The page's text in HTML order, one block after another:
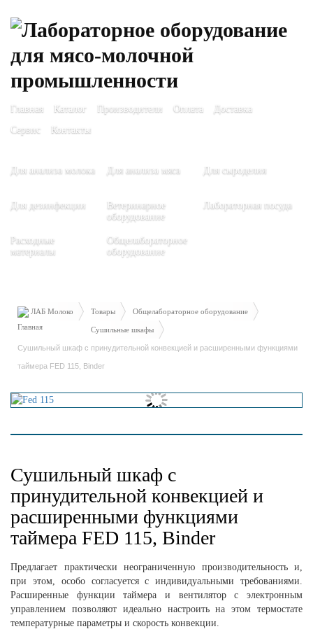
Главная Каталог Производители Оплата
Доставка
Сервис
Контакты
Для анализа молока Для анализа мяса Для сыроделия
Для дезинфекции
Ветеринарное
оборудование
Лабораторная посуда
Расходные
материалы
Общелабораторное
оборудование
ЛАБ Молоко Товары Общелабораторное оборудование
Сушильные шкафы
Сушильный шкаф с принудительной конвекцией и расширенными функциями
таймера FED 115, Binder
Сушильный шкаф с
принудительной конвекцией и
расширенными функциями
таймера FED 115, Binder
Предлагает практически неограниченную производительность и,
при этом, особо согласуется с индивидуальными требованиями.
Расширенные функции таймера и вентилятор с электронным
управлением позволяют идеально настроить на этом термостате
температурные параметры и скорость конвекции.